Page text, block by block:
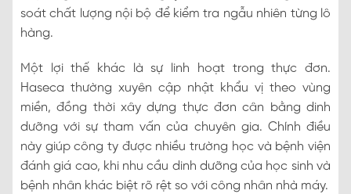
soát chất lượng nội bộ để kiểm tra ngẫu nhiên từng lô
hàng.
Một lợi thế khác là sự linh hoạt trong thực đơn.
Haseca thường xuyên cập nhật khẩu vị theo vùng
miền, đồng thời xây dựng thực đơn cân bằng dinh
dưỡng với sự tham vấn của chuyên gia. Chính điều
này giúp công ty được nhiều trường học và bệnh viện
đánh giá cao, khi nhu cầu dinh dưỡng của học sinh và
bệnh nhân khác biệt rõ rệt so với công nhân nhà máy.